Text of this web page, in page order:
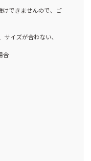
けできませんので、ご
イズが合わない、
合